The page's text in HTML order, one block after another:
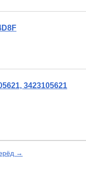
3423105621
→